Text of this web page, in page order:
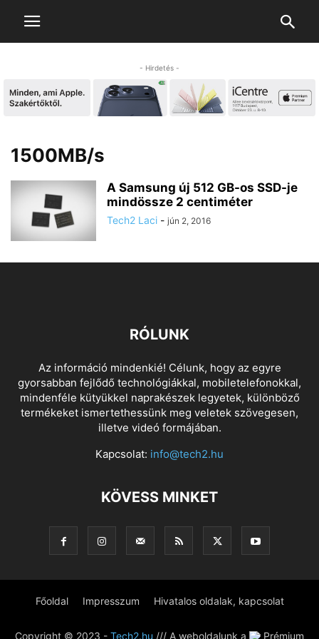
- Hirdetés -
1500MB/s
A Samsung új 512 GB-os SSD-je
mindössze 2 centiméter
Tech2 Laci - jún 2, 2016
RÓLUNK
Az információ mindenkié! Célunk, hogy az egyre
gyorsabban fejlődő technológiákkal, mobiletelefonokkal,
mindenféle kütyükkel naprakészek legyetek, különböző
termékeket ismertethessünk meg veletek szövegesen,
illetve videó formájában.
Kapcsolat: info@tech2.hu
KÖVESS MINKET
Főoldal Impresszum Hivatalos oldalak, kapcsolat
Copyright © 2023 - Tech2.hu /// A weboldalunk a Prémium